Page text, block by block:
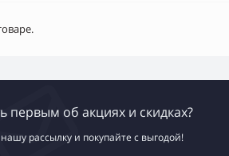
первым об акциях и скидках?
рассылку и покупайте с выгодой!